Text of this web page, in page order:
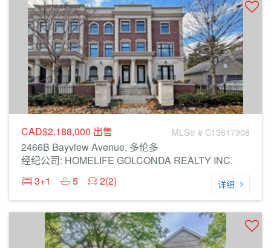
CAD$2,188,000 出售 MLS® # C13617908
2466B Bayview Avenue, 多伦多
经纪公司: HOMELIFE GOLCONDA REALTY INC.
3+1
5 2(2) 详细